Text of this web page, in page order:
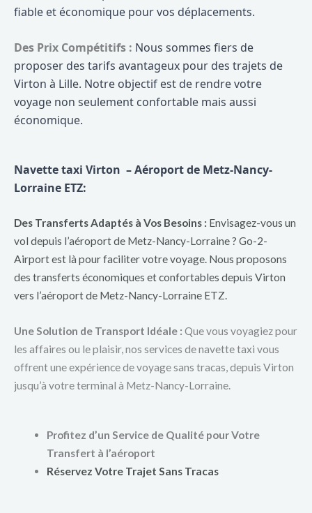
fiable et économique pour vos déplacements.
Des Prix Compétitifs : Nous sommes fiers de
proposer des tarifs avantageux pour des trajets de
Virton à Lille. Notre objectif est de rendre votre
voyage non seulement confortable mais aussi
économique.
Navette taxi Virton – Aéroport de Metz-Nancy-
Lorraine ETZ:
Des Transferts Adaptés à Vos Besoins : Envisagez-vous un
vol depuis l’aéroport de Metz-Nancy-Lorraine ? Go-2-
Airport est là pour faciliter votre voyage. Nous proposons
des transferts économiques et confortables depuis Virton
vers l’aéroport de Metz-Nancy-Lorraine ETZ.
Une Solution de Transport Idéale : Que vous voyagiez pour
les affaires ou le plaisir, nos services de navette taxi vous
offrent une expérience de voyage sans tracas, depuis Virton
jusqu’à votre terminal à Metz-Nancy-Lorraine.
Profitez d’un Service de Qualité pour Votre
Transfert à l’aéroport
Réservez Votre Trajet Sans Tracas